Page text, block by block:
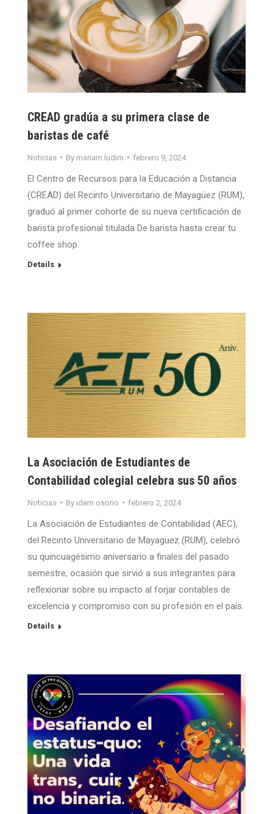
CREAD gradúa a su primera clase de
baristas de café
Noticias By mariam.ludim febrero 9, 2024
El Centro de Recursos para la Educación a Distancia
(CREAD) del Recinto Universitario de Mayagüez (RUM),
graduó al primer cohorte de su nueva certificación de
barista profesional titulada De barista hasta crear tu
coffee shop.
Details
La Asociación de Estudiantes de
Contabilidad colegial celebra sus 50 años
Noticias By idem.osorio febrero 2, 2024
La Asociación de Estudiantes de Contabilidad (AEC),
del Recinto Universitario de Mayagüez (RUM), celebró
su quincuagésimo aniversario a finales del pasado
semestre, ocasión que sirvió a sus integrantes para
reflexionar sobre su impacto al forjar contables de
excelencia y compromiso con su profesión en el país.
Details